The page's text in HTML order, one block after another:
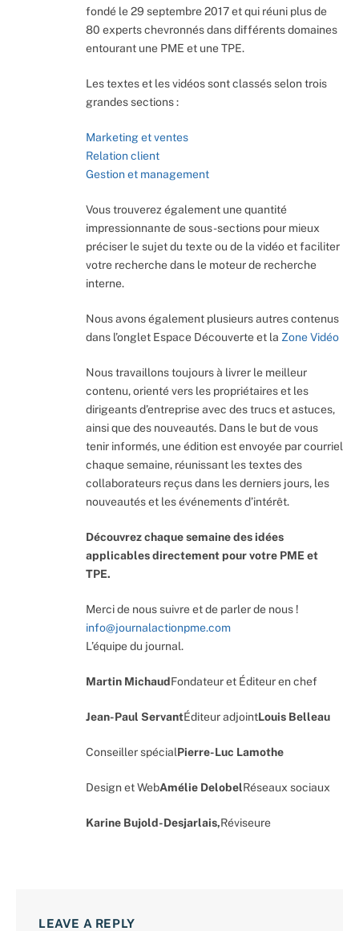
fondé le 29 septembre 2017 et qui réuni plus de
80 experts chevronnés dans différents domaines
entourant une PME et une TPE.
Les textes et les vidéos sont classés selon trois
grandes sections :
Marketing et ventes
Relation client
Gestion et management
Vous trouverez également une quantité
impressionnante de sous-sections pour mieux
préciser le sujet du texte ou de la vidéo et faciliter
votre recherche dans le moteur de recherche
interne.
Nous avons également plusieurs autres contenus
dans l’onglet Espace Découverte et la Zone Vidéo
Nous travaillons toujours à livrer le meilleur
contenu, orienté vers les propriétaires et les
dirigeants d’entreprise avec des trucs et astuces,
ainsi que des nouveautés. Dans le but de vous
tenir informés, une édition est envoyée par courriel
chaque semaine, réunissant les textes des
collaborateurs reçus dans les derniers jours, les
nouveautés et les événements d’intérêt.
Découvrez chaque semaine des idées
applicables directement pour votre PME et
TPE.
Merci de nous suivre et de parler de nous !
info@journalactionpme.com
L’équipe du journal.
Martin MichaudFondateur et Éditeur en chef
Jean-Paul ServantÉditeur adjointLouis Belleau
Conseiller spécialPierre-Luc Lamothe
Design et WebAmélie DelobelRéseaux sociaux
Karine Bujold-Desjarlais,Réviseure
LEAVE A REPLY